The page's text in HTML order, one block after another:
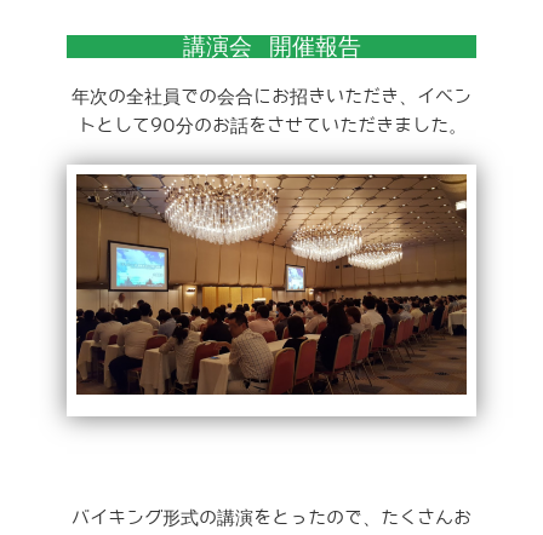
講演会 開催報告
年次の全社員での会合にお招きいただき、イベン
トとして90分のお話をさせていただきました。
バイキング形式の講演をとったので、たくさんお